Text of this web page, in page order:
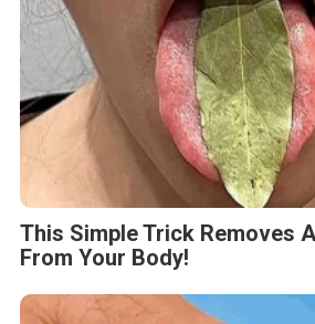
This Simple Trick Removes
From Your Body!